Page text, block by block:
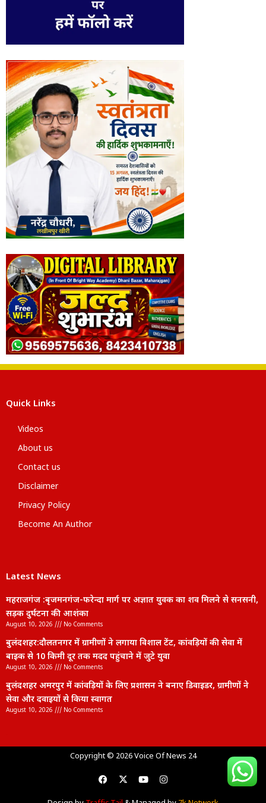
Quick Links
Videos
About us
Contact us
Disclaimer
Privacy Policy
Become An Author
Latest News
महराजगंज :बृजमनगंज-फरेन्दा मार्ग पर अज्ञात युवक का शव मिलने से सनसनी,
सड़क दुर्घटना की आशंका
August 10, 2026 No Comments
बुलंदशहर:दौलतनगर में ग्रामीणों ने लगाया विशाल टेंट, कांवड़ियों की सेवा में
बाइक से 10 किमी दूर तक मदद पहुंचाने में जुटे युवा
August 10, 2026 No Comments
बुलंदशहर अमरपुर में कांवड़ियों के लिए प्रशासन ने बनाए डिवाइडर, ग्रामीणों ने
सेवा और दवाइयों से किया स्वागत
August 10, 2026 No Comments
Copyright © 2026 Voice Of News 24